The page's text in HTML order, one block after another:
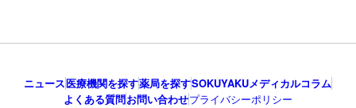
ニュース医療機関を探す薬局を探すSOKUYAKUメディカルコラム
よくある質問お問い合わせプライバシーポリシー